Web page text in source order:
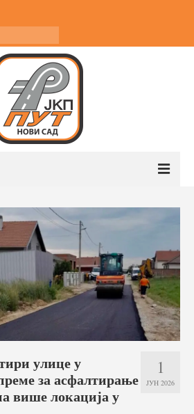
1
ЈУН 2026
улице у
за асфалтирање
више локација у